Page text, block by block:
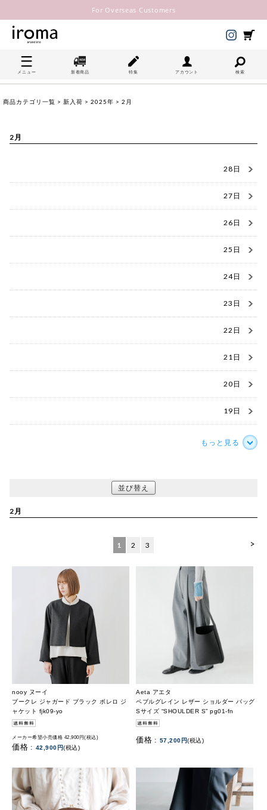
For Overseas Customers
メニュー 新着商品 特集 アカウント 検索
商品カテゴリ一覧 > 新入荷 > 2025年 > 2月
2月
28日
27日
26日
25日
24日
23日
22日
21日
20日
19日
もっと見る
並び替え
2月
>
1 2 3
nooy ヌーイ
ブークレ ジャガード ブラック ボレロ ジ
ャケット fjk09-yo
メーカー希望小売価格 42,900円(税込)
価格 : 42,900円(税込)
Aeta アエタ
ペブルグレイン レザー ショルダー バッグ
Sサイズ “SHOULDER S” pg01-fn
価格 : 57,200円(税込)